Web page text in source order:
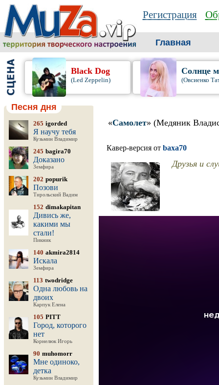
Регистрация
Главная
Black Dog
(Led Zeppelin)
Солнце
(Овсиенко
Песня дня
265 igorded
Я научу тебя
Кузьмин Владимир
245 bagira70
Доказано
Земфира
202 popurik
Позови
Тирольский Вадим
152 dimakapitan
Дивись же,
какими мы
стали!
Пикник
140 akmira2814
Искала
Земфира
113 twodridge
Одна любовь на
двоих
Карпук Елена
105 PITT
Город, которого
нет
Корнелюк Игорь
90 muhomorr
Мне одиноко,
детка
Кузьмин Владимир
«Самолет» (Медяник
Кавер-версия от baxa70
Друзья и